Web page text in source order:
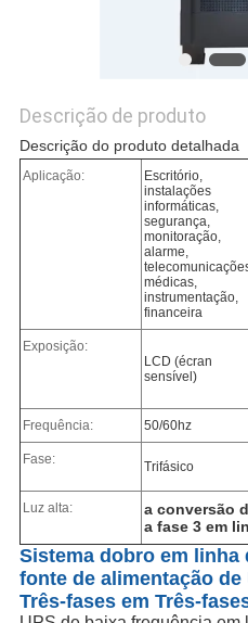
Descrição de produto
Descrição do produto detalhada
Aplicação:
Escritório,
instalações
informáticas,
segurança,
monitoração,
alarme,
médicas,
instrumentação,
financeira
Exposição:
LCD (écran
sensível)
Frequência: 50/60hz
Fase: Trifásico
Luz alta: a conversão
a fase 3 em
Sistema dobro em linha
fonte de alimentação de
Três-fases em Três-